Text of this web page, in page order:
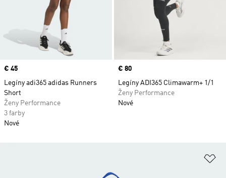
Price
€ 45
Legíny adi365 adidas Runners
Short
Ženy Performance
3 farby
Nové
Price
€ 80
Legíny ADI365 Climawarm+ 1/1
Ženy Performance
Nové